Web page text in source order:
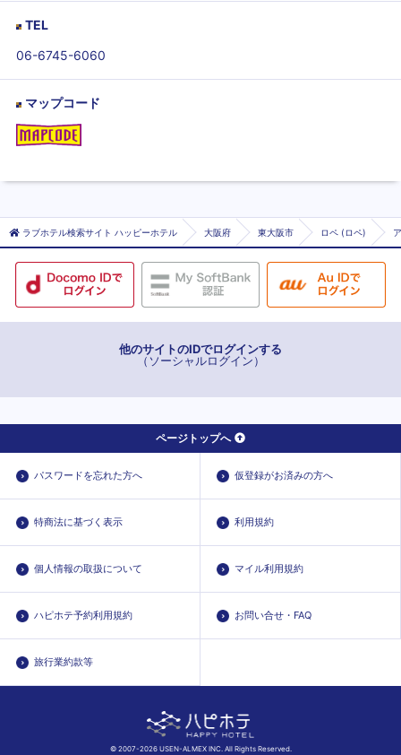
TEL
06-6745-6060
マップコード
ラブホテル検索サイト ハッピーホテル 大阪府 東大阪市 ロペ (ロペ)
他のサイトのIDでログインする
（ソーシャルログイン）
ページトップへ
パスワードを忘れた方へ 仮登録がお済みの方へ
特商法に基づく表示 利用規約
個人情報の取扱について マイル利用規約
ハピホテ予約利用規約 お問い合せ・FAQ
旅行業約款等
© 2007-2026 USEN-ALMEX INC. All Rights Reserved.